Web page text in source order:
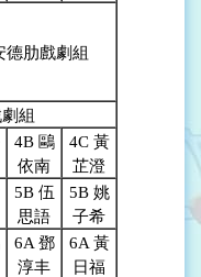
德肋戲劇組
組
4B 鷗
依南
4C 黃
芷澄
5B 伍
思語
5B 姚
子希
6A 鄧
淳丰
6A 黃
日福